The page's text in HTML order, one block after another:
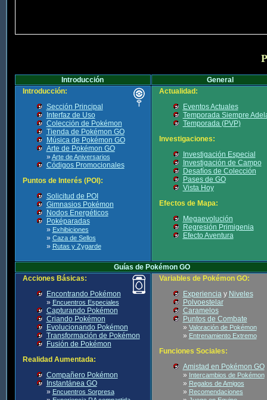
Introducción
General
Introducción:
Sección Principal
Interfaz de Uso
Colección de Pokémon
Tienda de Pokémon GO
Música de Pokémon GO
Arte de Pokémon GO
» Arte de Aniversarios
Códigos Promocionales
Puntos de Interés (POI):
Solicitud de POI
Gimnasios Pokémon
Nodos Energéticos
Poképaradas
» Exhibiciones
» Caza de Sellos
» Rutas y Zygarde
Actualidad:
Eventos Actuales
Temporada Siempre
Temporada (PVP)
Investigaciones:
Investigación Especial
Investigación de Campo
Desafíos de Colección
Pases de GO
Vista Hoy
Efectos de Mapa:
Megaevolución
Regresión Primigenia
Efecto Aventura
Guías de Pokémon GO
Acciones Básicas:
Encontrando Pokémon
» Encuentros Especiales
Capturando Pokémon
Criando Pokémon
Evolucionando Pokémon
Transformación de Pokémon
Fusión de Pokémon
Realidad Aumentada:
Compañero Pokémon
Instantánea GO
» Encuentros Sorpresa
Variables de Pokémon GO:
Experienciay Niveles
Polvoestelar
Caramelos
Puntos de Combate
» Valoración de Pokémon
» Entrenamiento Extremo
Funciones Sociales:
Amistad en Pokémon GO
» Intercambios de Pokémon
» Regalos de Amigos
» Recomendaciones